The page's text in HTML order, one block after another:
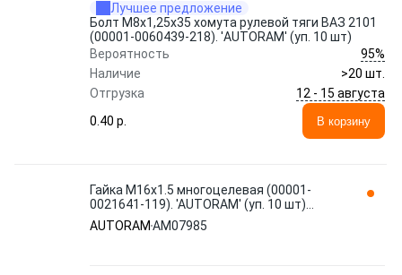
Лучшее предложение
Болт М8x1,25x35 хомута рулевой тяги ВАЗ 2101
(00001-0060439-218). 'AUTORAM' (уп. 10 шт)
Вероятность
95%
Наличие
>20 шт.
Отгрузка
12 - 15 августа
0.40 p.
В корзину
Гайка М16x1.5 многоцелевая (00001-
0021641-119). 'AUTORAM' (уп. 10 шт)
AM07985
AUTORAM AM07985